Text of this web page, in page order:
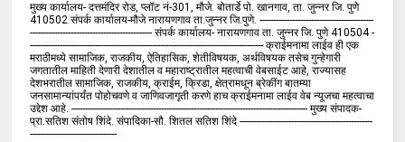
मुख्य कार्यालय- दत्तमंदिर रोड, प्लॉट नं-301, मौजे. बोतार्डे पो. खानगाव, ता. जुन्नर जि. पुणे
410502 संपर्क कार्य‍ालय-मौजे नारायणगाव ता.जुन्नर जि.पुणे. ------------------------------------------
--------------------------------------------- संपर्क कार्यालय- नारायणगाव ता. जुन्नर जि. पुणे 410504 -
-------------------------------------------------------------------------------------- क्राईमनामा लाईव ही एक
मराठीमध्ये सामाजिक, राजकीय, ऐतिहासिक, शेतीविषयक, अर्थविषयक तसेच गुन्हेगारी
जगतातील माहिती देणारी देशातील व महाराष्ट्रातील महत्वाची वेबसाईट आहे, राज्यासह
देशभरातील सामाजिक, राजकीय, क्राईम, क्रिडा, क्षेत्रामधून ब्रेकींग बातम्या
जनसामान्यांपर्यंत पोहोचवणे व जाणिवजागृती करणे हाच क्राईमनामा लाईव वेब न्यूजचा महत्वाचा
उद्देश आहे. --------------------------------------------------------------------------------------- मुख्य संपादक-
प्रा.सतिश संतोष शिंदे. संपादिका-सौ. शितल सतिश शिंदे -------------------------------------------------
--------------------------------